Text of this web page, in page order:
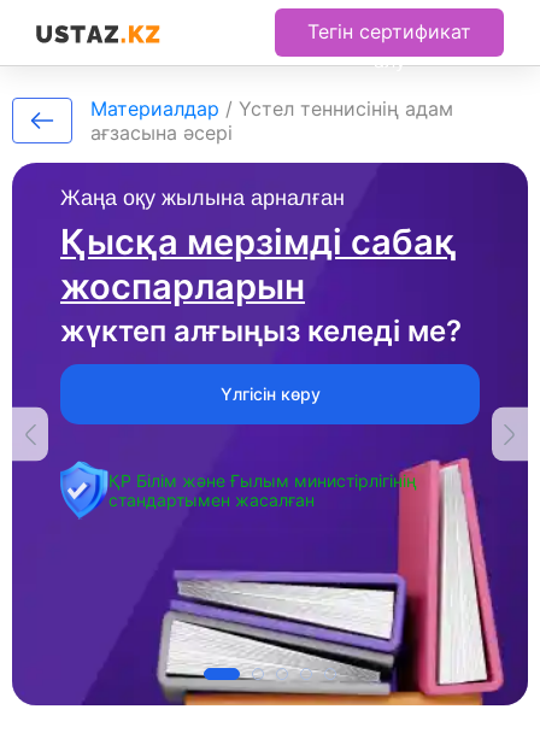
Тегін сертификат
алу
Жаңа оқу жылына арналған
Қысқа мерзімді сабақ
жоспарларын
жүктеп алғыңыз келеді ме?
Үлгісін көру
ҚР Білім және Ғылым министірлігінің
стандартымен жасалған
Материалдар / Үстел теннисінің адам
ағзасына әсері